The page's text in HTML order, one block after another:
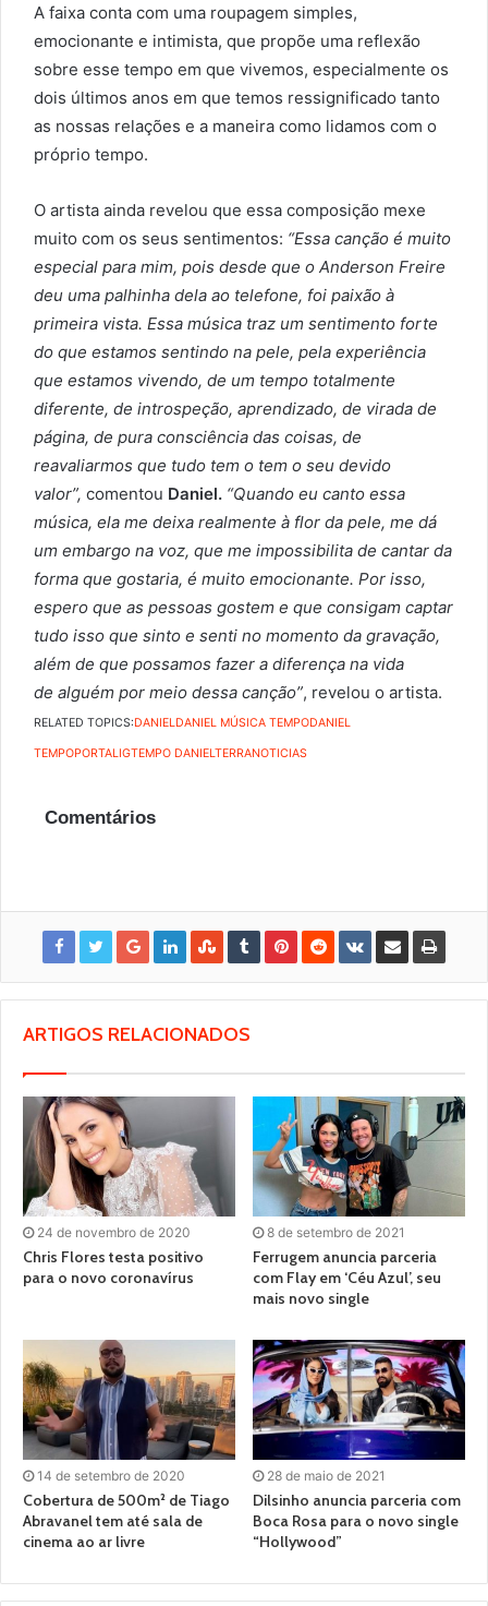
A faixa conta com uma roupagem simples,
emocionante e intimista, que propõe uma reflexão
sobre esse tempo em que vivemos, especialmente os
dois últimos anos em que temos ressignificado tanto
as nossas relações e a maneira como lidamos com o
próprio tempo.
O artista ainda revelou que essa composição mexe
muito com os seus sentimentos: “Essa canção é muito
especial para mim, pois desde que o Anderson Freire
deu uma palhinha dela ao telefone, foi paixão à
primeira vista. Essa música traz um sentimento forte
do que estamos sentindo na pele, pela experiência
que estamos vivendo, de um tempo totalmente
diferente, de introspeção, aprendizado, de virada de
página, de pura consciência das coisas, de
reavaliarmos que tudo tem o tem o seu devido
valor”, comentou Daniel. “Quando eu canto essa
música, ela me deixa realmente à flor da pele, me dá
um embargo na voz, que me impossibilita de cantar da
forma que gostaria, é muito emocionante. Por isso,
espero que as pessoas gostem e que consigam captar
tudo isso que sinto e senti no momento da gravação,
além de que possamos fazer a diferença na vida
de alguém por meio dessa canção”, revelou o artista.
RELATED TOPICS:DANIELDANIEL MÚSICA TEMPODANIEL
TEMPOPORTALIGTEMPO DANIELTERRANOTICIAS
Comentários
ARTIGOS RELACIONADOS
24 de novembro de 2020
Chris Flores testa positivo
para o novo coronavírus
8 de setembro de 2021
Ferrugem anuncia parceria
com Flay em ‘Céu Azul’, seu
mais novo single
14 de setembro de 2020
Cobertura de 500m² de Tiago
Abravanel tem até sala de
cinema ao ar livre
28 de maio de 2021
Dilsinho anuncia parceria com
Boca Rosa para o novo single
“Hollywood”